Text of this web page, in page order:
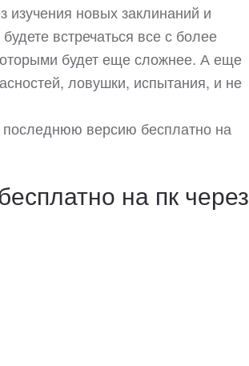
изучения новых заклинаний и
встречаться все с более
будет еще сложнее. А еще
ловушки, испытания, и не
последнюю версию бесплатно на
на пк через